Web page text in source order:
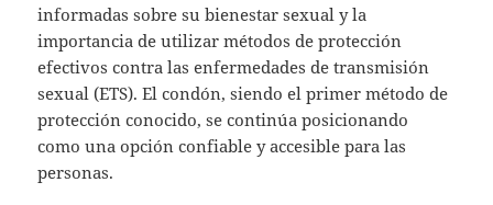
informadas sobre su bienestar sexual y la
importancia de utilizar métodos de protección
efectivos contra las enfermedades de transmisión
sexual (ETS). El condón, siendo el primer método de
protección conocido, se continúa posicionando
como una opción confiable y accesible para las
personas.